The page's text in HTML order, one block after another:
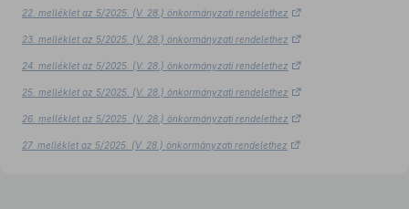
22. melléklet az 5/2025. (V. 28.) önkormányzati rendelethez
23. melléklet az 5/2025. (V. 28.) önkormányzati rendelethez
24. melléklet az 5/2025. (V. 28.) önkormányzati rendelethez
25. melléklet az 5/2025. (V. 28.) önkormányzati rendelethez
26. melléklet az 5/2025. (V. 28.) önkormányzati rendelethez
27. melléklet az 5/2025. (V. 28.) önkormányzati rendelethez